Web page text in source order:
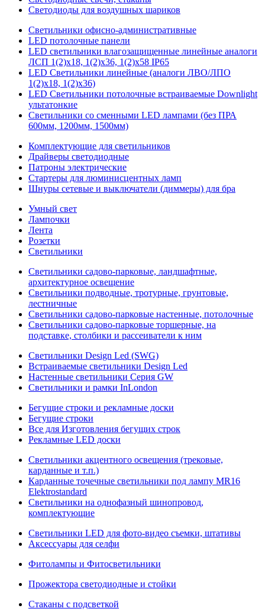
Светодиоды для воздушных шариков
Светильники офисно-административные
LED потолочные панели
LED светильники влагозащищенные линейные аналоги
ЛСП 1(2)х18, 1(2)х36, 1(2)х58 IP65
LED Светильники линейные (аналоги ЛВО/ЛПО
1(2)х18, 1(2)х36)
LED Светильники потолочные встраиваемые Downlight
ультатонкие
Светильники со сменными LED лампами (без ПРА
600мм, 1200мм, 1500мм)
Комплектующие для светильников
Драйверы светодиодные
Патроны электрические
Стартеры для люминисцентных ламп
Шнуры сетевые и выключатели (диммеры) для бра
Умный свет
Лампочки
Лента
Розетки
Светильники
Светильники садово-парковые, ландшафтные,
архитектурное освещение
Светильники подводные, тротурные, грунтовые,
лестничные
Светильники садово-парковые настенные, потолочные
Светильники садово-парковые торшерные, на
подставке, столбики и рассеиватели к ним
Светильники Design Led (SWG)
Встраиваемые светильники Design Led
Настенные светильники Серия GW
Светильники и рамки InLondon
Бегущие строки и рекламные доски
Бегущие строки
Все для Изготовления бегущих строк
Рекламные LED доски
Светильники акцентного освещения (трековые,
карданные и т.п.)
Карданные точечные светильники под лампу MR16
Elektrostandard
Светильники на однофазный шинопровод,
комплектующие
Светильники LED для фото-видео съемки, штативы
Аксессуары для селфи
Фитолампы и Фитосветильники
Прожектора светодиодные и стойки
Стаканы с подсветкой